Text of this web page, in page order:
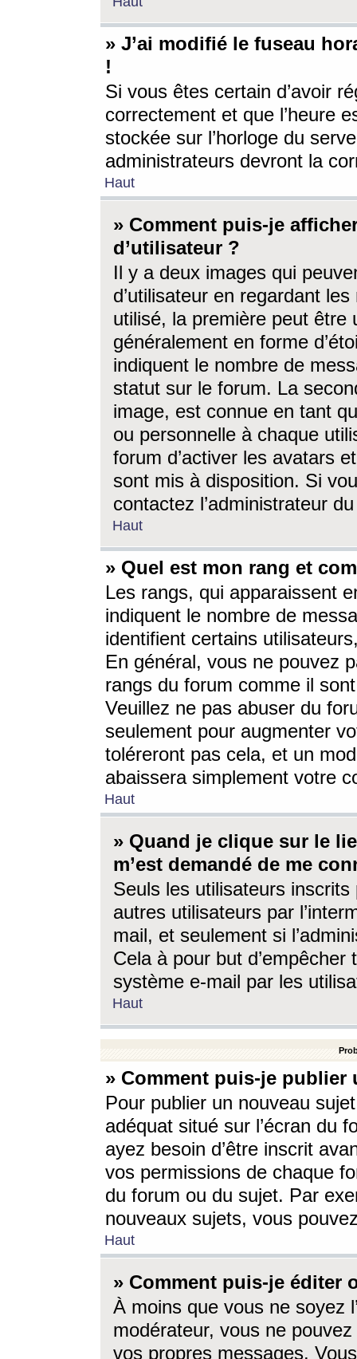
» J’ai modifié le fuseau
!
Si vous êtes certain d’avoir
correctement et que l’heure
stockée sur l’horloge du
administrateurs devront la
Haut
» Comment puis-je
d’utilisateur ?
Il y a deux images qui
d’utilisateur en regardant
utilisé, la première peut être
généralement en forme
indiquent le nombre de
statut sur le forum. La
image, est connue en tant
ou personnelle à chaque
forum d’activer les avatars
sont mis à disposition. Si
contactez l’administrateur
Haut
» Quel est mon rang et
Les rangs, qui apparaissent
indiquent le nombre de
identifient certains
En général, vous ne pouvez
rangs du forum comme il
Veuillez ne pas abuser du
seulement pour augmenter
toléreront pas cela, et un
abaissera simplement votre
Haut
» Quand je clique sur le
m’est demandé de me
Seuls les utilisateurs
autres utilisateurs par
mail, et seulement si
Cela à pour but
système e-mail par les
Haut
» Comment puis-je
Pour publier un nouveau
adéquat situé sur l’écran du
ayez besoin d’être inscrit
vos permissions de chaque
du forum ou du sujet. Par
nouveaux sujets, vous
Haut
» Comment puis-je éditer
À moins que vous ne soyez
modérateur, vous ne
vos propres messages.